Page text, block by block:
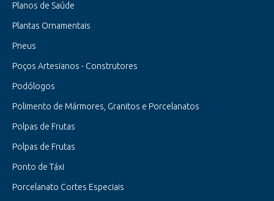
Planos de Saúde
Plantas Ornamentais
Pneus
Poços Artesianos - Construtores
Podólogos
Polimento de Mármores, Granitos e Porcelanatos
Polpas de Frutas
Polpas de Frutas
Ponto de Táxi
Porcelanato Cortes Especiais